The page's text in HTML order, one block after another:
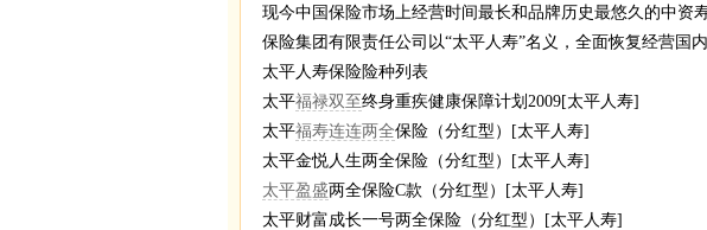
现今中国保险市场上经营时间最长和品牌历史最悠久的中资
保险集团有限责任公司以“太平人寿”名义，全面恢复经营国内
太平人寿保险险种列表
太平福禄双至终身重疾健康保障计划2009[太平人寿]
太平福寿连连两全保险（分红型）[太平人寿]
太平金悦人生两全保险（分红型）[太平人寿]
太平盈盛两全保险C款（分红型）[太平人寿]
太平财富成长一号两全保险（分红型）[太平人寿]